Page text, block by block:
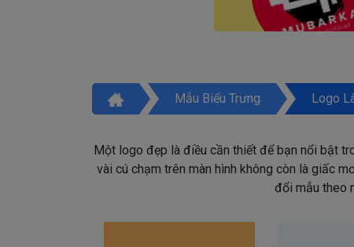
Mẫu Biểu Trưng Logo
Một logo đẹp là điều cần thiết để bạn nổi bật
vài cú chạm trên màn hình không còn là giấc
đổi mẫu theo